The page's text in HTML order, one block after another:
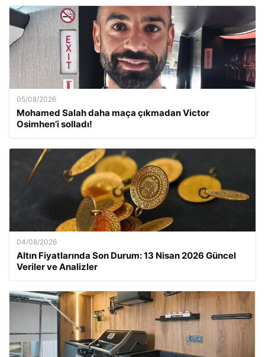
05/08/2026
Mohamed Salah daha maça çıkmadan Victor
Osimhen’i solladı!
04/08/2026
Altın Fiyatlarında Son Durum: 13 Nisan 2026 Güncel
Veriler ve Analizler